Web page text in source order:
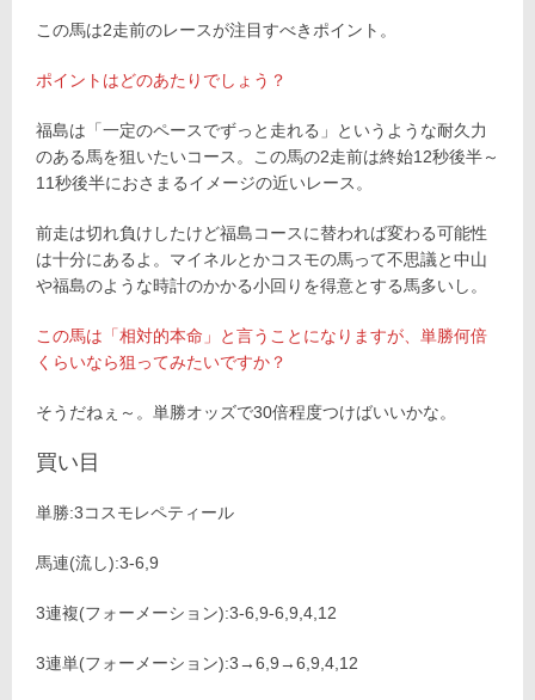
この馬は2走前のレースが注目すべきポイント。
ポイントはどのあたりでしょう？
福島は「一定のペースでずっと走れる」というような耐久力
のある馬を狙いたいコース。この馬の2走前は終始12秒後半～
11秒後半におさまるイメージの近いレース。
前走は切れ負けしたけど福島コースに替われば変わる可能性
は十分にあるよ。マイネルとかコスモの馬って不思議と中山
や福島のような時計のかかる小回りを得意とする馬多いし。
この馬は「相対的本命」と言うことになりますが、単勝何倍
くらいなら狙ってみたいですか？
そうだねぇ～。単勝オッズで30倍程度つけばいいかな。
買い目
単勝:3コスモレペティール
馬連(流し):3-6,9
3連複(フォーメーション):3-6,9-6,9,4,12
3連単(フォーメーション):3→6,9→6,9,4,12